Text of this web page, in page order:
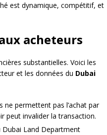
est dynamique, compétitif, et
acheteurs
substantielles. Voici les
et les données du Dubai
ne permettent pas l’achat par
peut invalider la transaction.
Dubai Land Department